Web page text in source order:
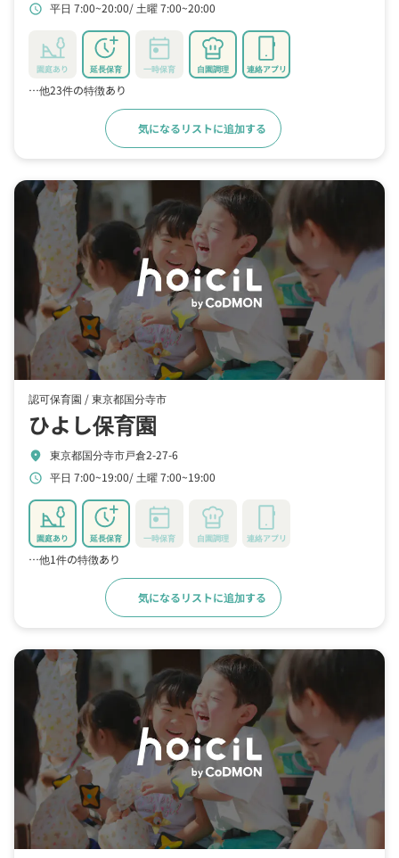
schedule 平日 7:00~20:00 土曜 7:00~20:00
園庭あり 延長保育 一時保育 自園調理 連絡アプリ
…他23件の特徴あり
気になるリストに追加する
認可保育園 /東京都国分寺市
ひよし保育園
location_on 東京都国分寺市戸倉2-27-6
schedule 平日 7:00~19:00 土曜 7:00~19:00
園庭あり 延長保育 一時保育 自園調理 連絡アプリ
…他1件の特徴あり
気になるリストに追加する